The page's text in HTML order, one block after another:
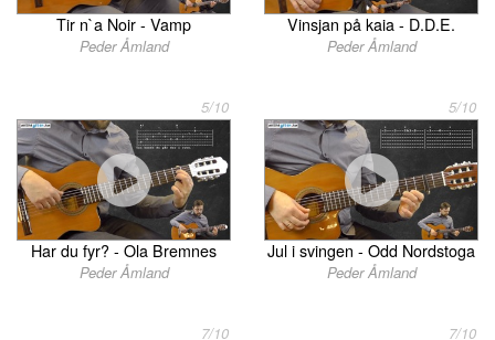
Tir n`a Noir - Vamp
Peder Åmland
Vinsjan på kaia - D.D.E.
Peder Åmland
5/10
Har du fyr? - Ola Bremnes
Peder Åmland
5/10
Jul i svingen - Odd Nordstoga
Peder Åmland
7/10 7/10